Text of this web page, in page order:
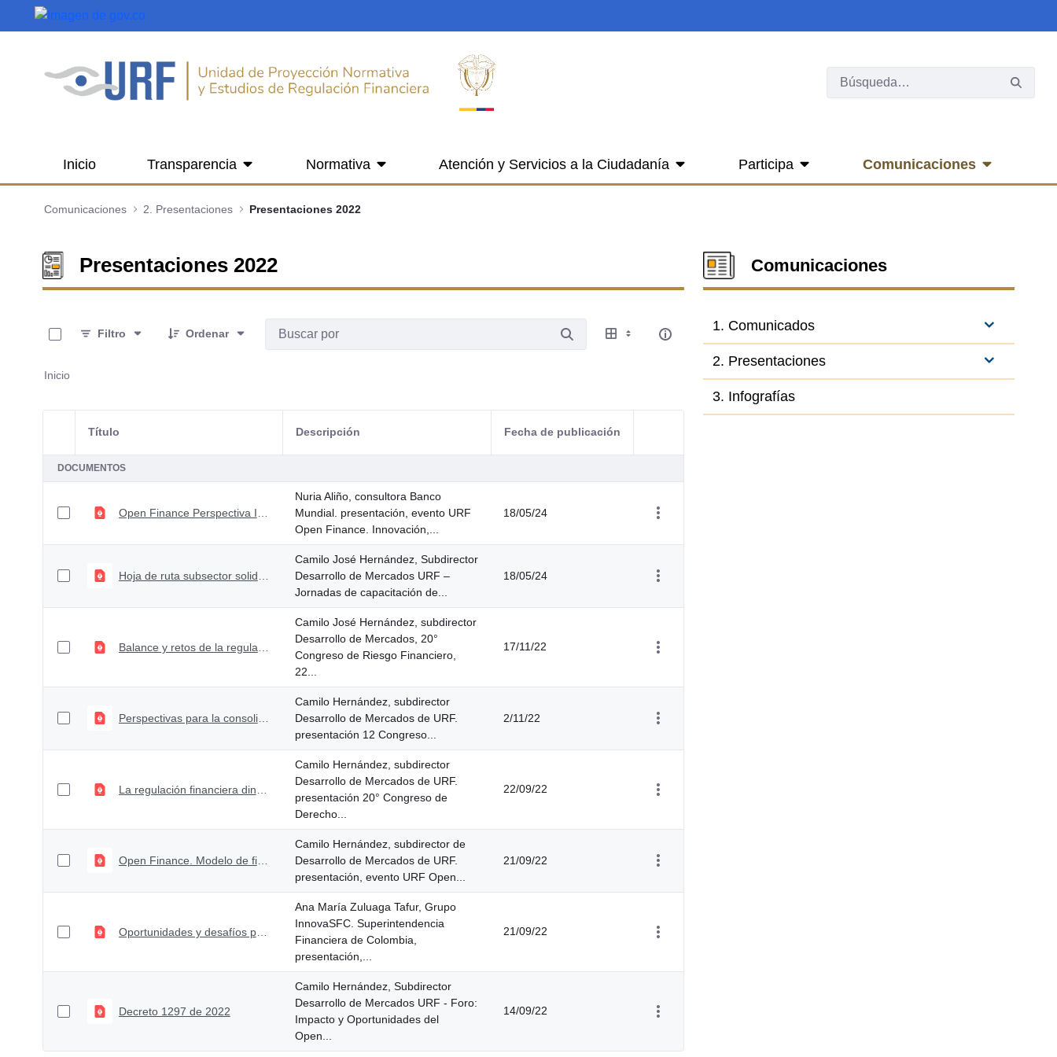
Saltar al contenido principal
Inicio Transparencia Normativa Atención y Servicios a la Ciudadanía Participa Comunicaciones
Comunicaciones 2. Presentaciones Presentaciones 2022
Presentaciones 2022
Filtro
Ordenar
Inicio
Selección del elemento
Título Descripción Fecha de publicación
DOCUMENTOS
Nuria Aliño, consultora Banco
Mundial. presentación, evento URF
Open Finance. Innovación,...
18/05/24
Camilo José Hernández, Subdirector
Desarrollo de Mercados URF –
Jornadas de capacitación de...
18/05/24
Camilo José Hernández, subdirector
Desarrollo de Mercados, 20°
Congreso de Riesgo Financiero,
22...
17/11/22
Perspectivas para la consolidación de la inclusión y la profundización del crédito
Camilo Hernández, subdirector
Desarrollo de Mercados de URF.
presentación 12 Congreso...
2/11/22
Camilo Hernández, subdirector
Desarrollo de Mercados de URF.
presentación 20° Congreso de
Derecho...
22/09/22
Open Finance. Modelo de finanzas abiertas en Colombia
Camilo Hernández, subdirector de
Desarrollo de Mercados de URF.
presentación, evento URF Open...
21/09/22
Oportunidades y desafíos para la implementación del modelo de finanzas abiertas.
Ana María Zuluaga Tafur, Grupo
InnovaSFC. Superintendencia
Financiera de Colombia,
presentación,...
21/09/22
Decreto 1297 de 2022
Camilo Hernández, Subdirector
Desarrollo de Mercados URF - Foro:
Impacto y Oportunidades del
Open...
14/09/22
Comunicaciones
1. Comunicados
2. Presentaciones
3. Infografías